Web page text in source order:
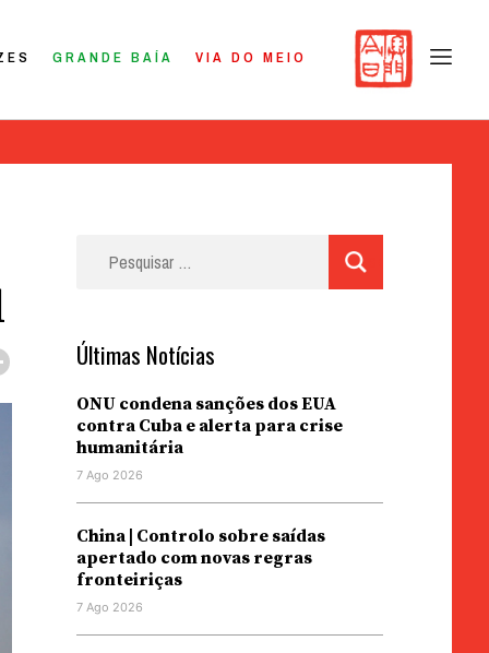
GRANDE BAÍA VIA DO MEIO
Últimas Notícias
ONU condena sanções dos EUA
contra Cuba e alerta para crise
humanitária
7 Ago 2026
China | Controlo sobre saídas
apertado com novas regras
fronteiriças
7 Ago 2026